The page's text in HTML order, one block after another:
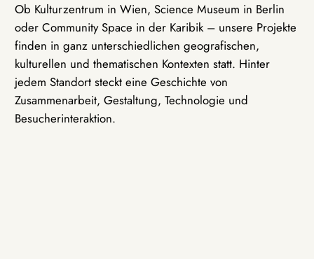
Ob Kulturzentrum in Wien, Science Museum in Berlin
oder Community Space in der Karibik – unsere Projekte
finden in ganz unterschiedlichen geografischen,
kulturellen und thematischen Kontexten statt. Hinter
jedem Standort steckt eine Geschichte von
Zusammenarbeit, Gestaltung, Technologie und
Besucherinteraktion.